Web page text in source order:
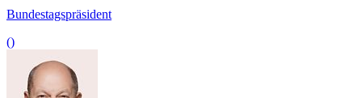
Bundestagspräsident
()